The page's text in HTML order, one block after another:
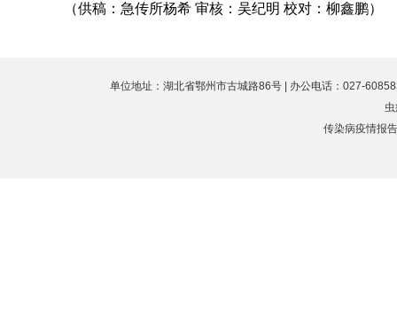
（供稿：急传所杨希 审核：吴纪明 校对：柳鑫鹏）
单位地址：湖北省鄂州市古城路86号 | 办公电话：027-
传染病疫情报